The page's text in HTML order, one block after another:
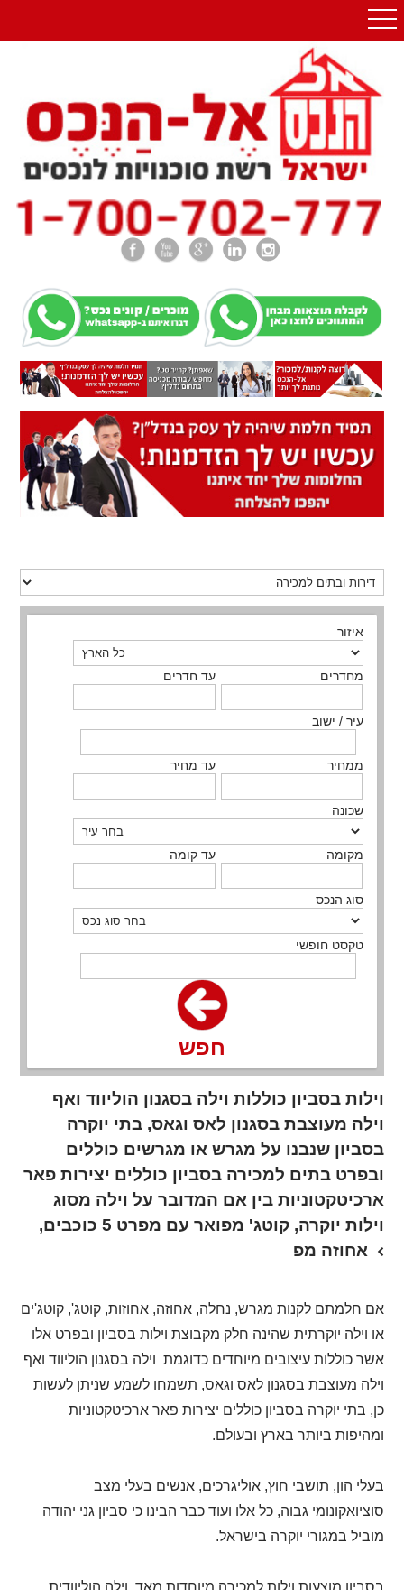
איזור
מחדרים עד חדרים
עיר / ישוב
ממחיר עד מחיר
שכונה
מקומה עד קומה
סוג הנכס
טקסט חופשי
חפש
וילות בסביון כוללות וילה בסגנון הוליווד ואף
וילה מעוצבת בסגנון לאס וגאס, בתי יוקרה
בסביון שנבנו על מגרש או מגרשים כוללים
ובפרט בתים למכירה בסביון כוללים יצירות פאר
ארכיטקטוניות בין אם המדובר על וילה מסוג
וילות יוקרה, קוטג' מפואר עם מפרט 5 כוכבים,
אחוזה מפ
אם חלמתם לקנות מגרש, נחלה, אחוזה, אחוזות, קוטג', קוטג'ים
או וילה יוקרתית שהינה חלק מקבוצת וילות בסביון ובפרט אלו
אשר כוללות עיצובים מיוחדים כדוגמת וילה בסגנון הוליווד ואף
וילה מעוצבת בסגנון לאס וגאס, תשמחו לשמע שניתן לעשות
כן, בתי יוקרה בסביון כוללים יצירות פאר ארכיטקטוניות
ומהיפות ביותר בארץ ובעולם.
בעלי הון, תושבי חוץ, אוליגרכים, אנשים בעלי מצב
סוציואקונומי גבוה, כל אלו ועוד כבר הבינו כי סביון גני יהודה
מוביל במגורי יוקרה בישראל.
בסביון מוצעות וילות למכירה מיוחדות מאד, וילה הוליוודית